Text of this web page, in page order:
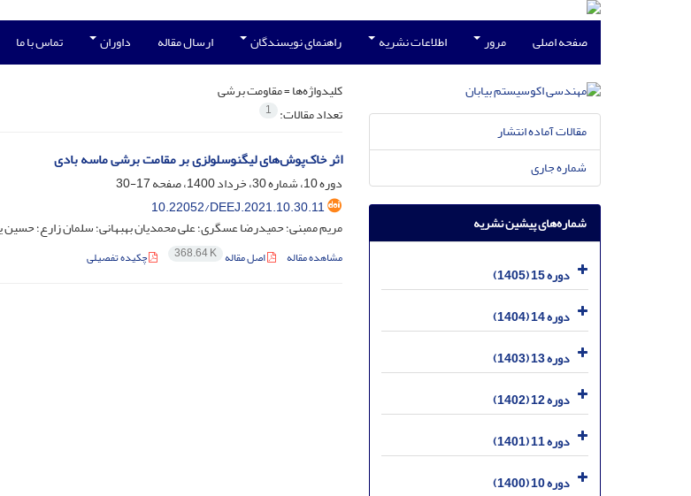
صفحه اصلی مرور اطلاعات نشریه راهنمای نویسندگان ارسال مقاله داوران تماس با ما
کلیدواژه‌ها =مقاومت برشی
تعداد مقالات: 1
اثر خاک‌پوش‌های لیگنوسلولزی بر مقامت برشی ماسه بادی
دوره 10، شماره 30، خرداد 1400، صفحه
17-30
10.22052/DEEJ.2021.10.30.11
مریم ممبنی؛ حمیدرضا عسگری؛ علی محمدیان بهبهانی؛ سلمان زارع؛
مشاهده مقاله اصل مقاله 368.64 K چکیده تفصیلی
مقالات آماده انتشار
شماره جاری
شماره‌های پیشین نشریه
دوره 15 (1405)
دوره 14 (1404)
دوره 13 (1403)
دوره 12 (1402)
دوره 11 (1401)
دوره 10 (1400)